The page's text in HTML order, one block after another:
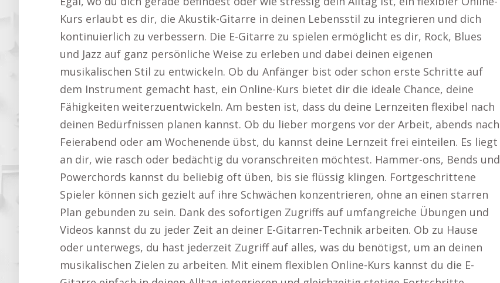
Kurs erlaubt es dir, die Akustik-Gitarre in deinen Lebensstil zu integrieren und dich
kontinuierlich zu verbessern. Die E-Gitarre zu spielen ermöglicht es dir, Rock, Blues
und Jazz auf ganz persönliche Weise zu erleben und dabei deinen eigenen
musikalischen Stil zu entwickeln. Ob du Anfänger bist oder schon erste Schritte auf
dem Instrument gemacht hast, ein Online-Kurs bietet dir die ideale Chance, deine
Fähigkeiten weiterzuentwickeln. Am besten ist, dass du deine Lernzeiten flexibel nach
deinen Bedürfnissen planen kannst. Ob du lieber morgens vor der Arbeit, abends nach
Feierabend oder am Wochenende übst, du kannst deine Lernzeit frei einteilen. Es liegt
an dir, wie rasch oder bedächtig du voranschreiten möchtest. Hammer-ons, Bends und
Powerchords kannst du beliebig oft üben, bis sie flüssig klingen. Fortgeschrittene
Spieler können sich gezielt auf ihre Schwächen konzentrieren, ohne an einen starren
Plan gebunden zu sein. Dank des sofortigen Zugriffs auf umfangreiche Übungen und
Videos kannst du zu jeder Zeit an deiner E-Gitarren-Technik arbeiten. Ob zu Hause
oder unterwegs, du hast jederzeit Zugriff auf alles, was du benötigst, um an deinen
musikalischen Zielen zu arbeiten. Mit einem flexiblen Online-Kurs kannst du die E-